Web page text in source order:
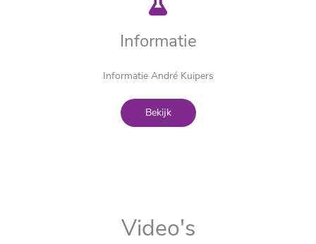
Informatie
Informatie André Kuipers
Bekijk
Video's